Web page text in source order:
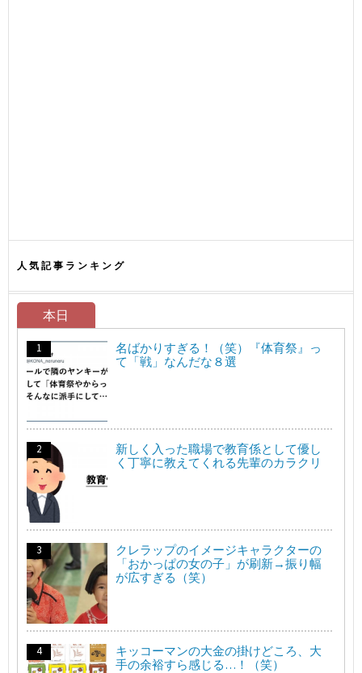
人気記事ランキング
本日
名ばかりすぎる！（笑）『体育祭』っ
て「戦」なんだな８選
新しく入った職場で教育係として優し
く丁寧に教えてくれる先輩のカラクリ
クレラップのイメージキャラクターの
「おかっぱの女の子」が刷新→振り幅
が広すぎる（笑）
キッコーマンの大金の掛けどころ、大
手の余裕すら感じる…！（笑）